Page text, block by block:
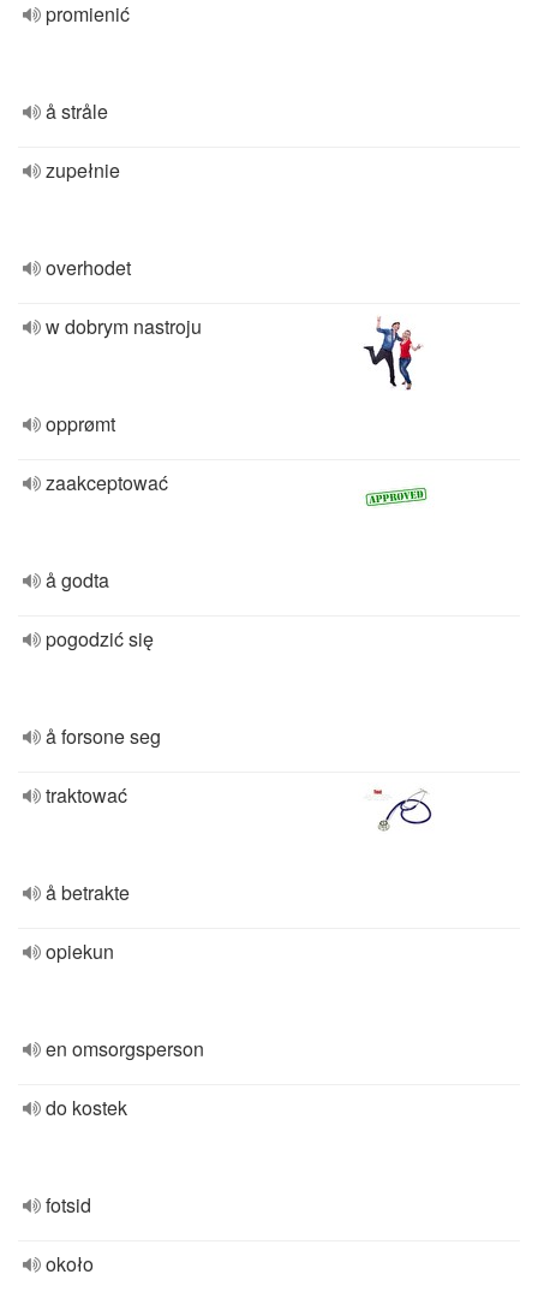
promienić
å stråle
zupełnie
overhodet
w dobrym nastroju
opprømt
zaakceptować
å godta
pogodzić się
å forsone seg
traktować
å betrakte
opiekun
en omsorgsperson
do kostek
fotsid
około